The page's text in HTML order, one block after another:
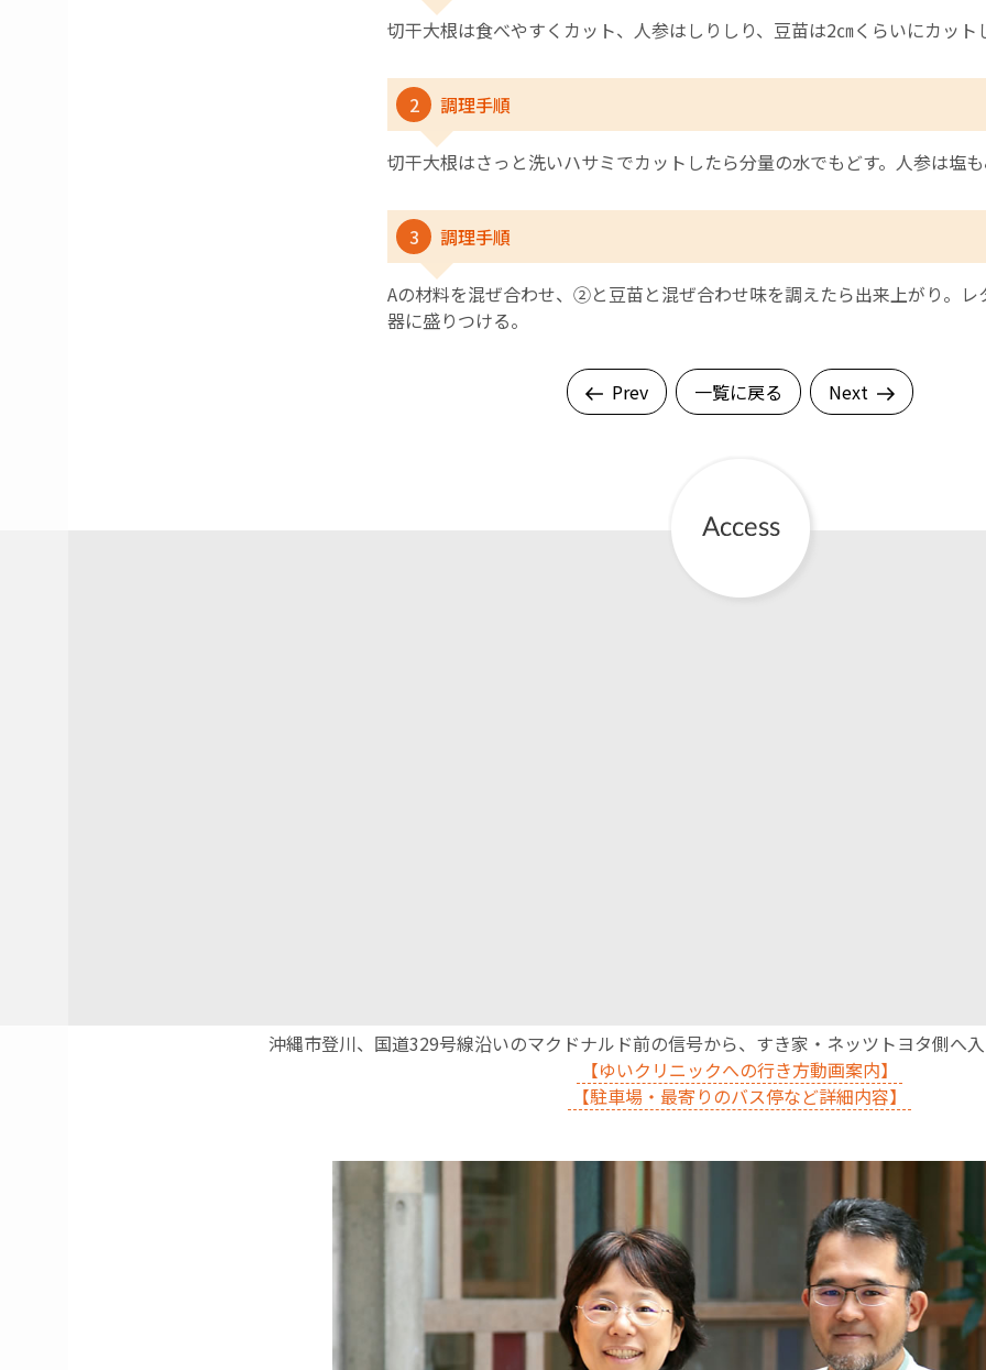
切干大根は食べやすくカット、人参はしりしり、豆苗は2㎝くらいにカット
2 調理手順
切干大根はさっと洗いハサミでカットしたら分量の水でもどす。人参は塩も
3 調理手順
Aの材料を混ぜ合わせ、②と豆苗と混ぜ合わせ味を調えたら出来上がり。レ
器に盛りつける。
Prev 一覧に戻る Next
沖縄市登川、国道329号線沿いのマクドナルド前の信号から、すき家・ネッツトヨタ側へ入
【ゆいクリニックへの行き方動画案内】
【駐車場・最寄りのバス停など詳細内容】